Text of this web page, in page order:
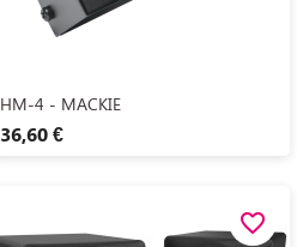
Aperçu rapide
HM-4 - MACKIE
36,60 €
favorite_border